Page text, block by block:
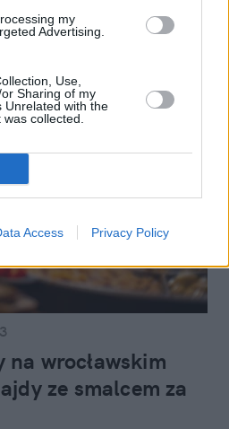
my
Advertising.
Use,
Sharing of my
Unrelated with the
collected.
Access Privacy Policy
na wrocławskim
ze smalcem za